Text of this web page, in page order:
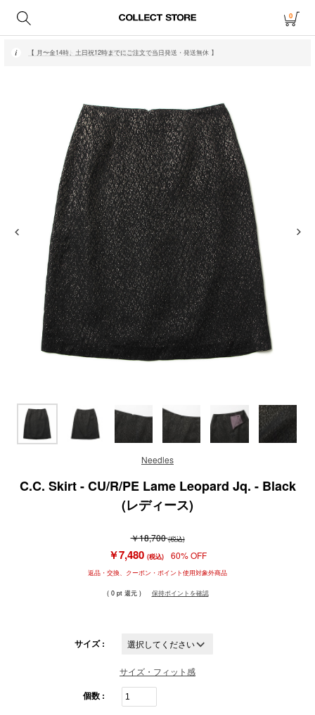
0
【 月〜金14時、土日祝12時までにご注文で当日発送・発送無休 】
【 アウトレット・20〜70%OFF商品はこちら 】
【 月〜金14時、土日祝12時までにご注文で当日発送・発送無休 】
Needles
C.C. Skirt - CU/R/PE Lame Leopard Jq. - Black
(レディース)
￥18,700(税込)
￥7,480 (税込) 60% OFF
返品・交換、クーポン・ポイント使用対象外商品
( 0 pt 還元 ) 保持ポイントを確認
サイズ :
サイズ・フィット感
個数 :